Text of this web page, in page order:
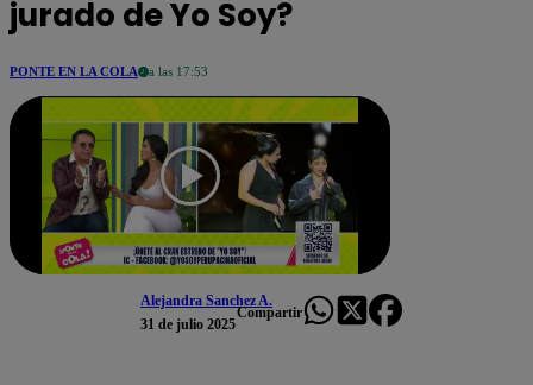
jurado de Yo Soy?
PONTE EN LA COLA a las 17:53
Alejandra Sanchez A.
31 de julio 2025
Compartir